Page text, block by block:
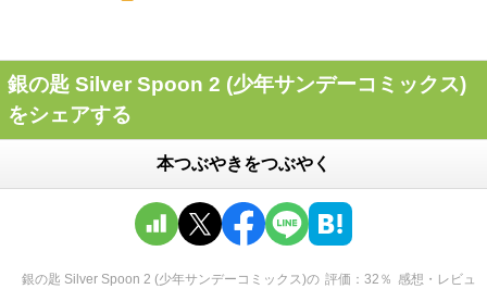
銀の匙 Silver Spoon 2 (少年サンデーコミックス)
をシェアする
本つぶやきをつぶやく
銀の匙 Silver Spoon 2 (少年サンデーコミックス)の 評価 32 ％ 感想・レビュ